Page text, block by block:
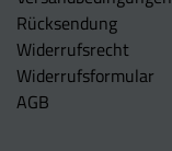
Rücksendung
Widerrufsrecht
Widerrufsformular
AGB